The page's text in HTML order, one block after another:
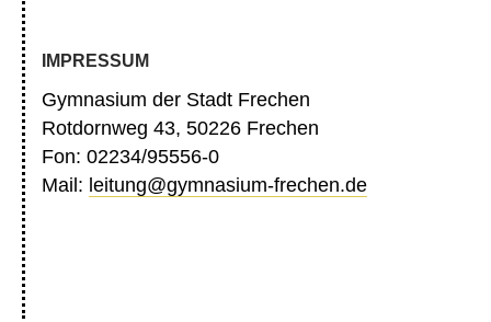
IMPRESSUM
Gymnasium der Stadt Frechen
Rotdornweg 43, 50226 Frechen
Fon: 02234/95556-0
Mail: leitung@gymnasium-frechen.de